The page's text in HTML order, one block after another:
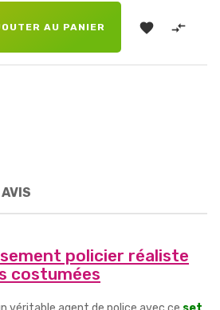
AU PANIER  
AVIS
policier réaliste
costumées